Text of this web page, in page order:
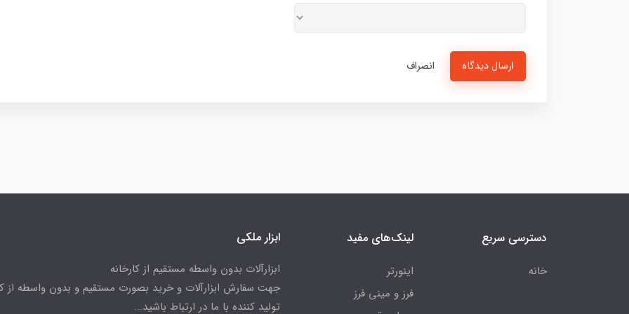
ارسال دیدگاه انصراف
دسترسی سریع
خانه
لینک‌های مفید
اینورتر
فرز و مینی فرز
ابزار ملکی
ابزارآلات بدون واسطه مستقیم از کارخانه
جهت سفارش ابزارآلات و خرید بصورت مستقیم و بدون واسطه از
تولید کننده با ما در ارتباط باشید...